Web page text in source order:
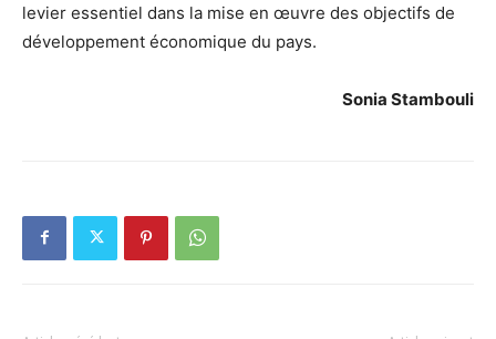
levier essentiel dans la mise en œuvre des objectifs de
développement économique du pays.
Sonia Stambouli